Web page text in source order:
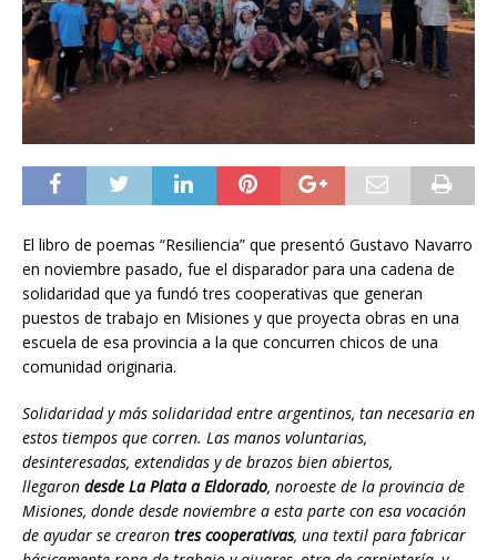
El libro de poemas “Resiliencia” que presentó Gustavo Navarro
en noviembre pasado, fue el disparador para una cadena de
solidaridad que ya fundó tres cooperativas que generan
puestos de trabajo en Misiones y que proyecta obras en una
escuela de esa provincia a la que concurren chicos de una
comunidad originaria.
Solidaridad y más solidaridad entre argentinos, tan necesaria en
estos tiempos que corren. Las manos voluntarias,
desinteresadas, extendidas y de brazos bien abiertos,
llegaron desde La Plata a Eldorado, noroeste de la provincia de
Misiones, donde desde noviembre a esta parte con esa vocación
de ayudar se crearon tres cooperativas, una textil para fabricar